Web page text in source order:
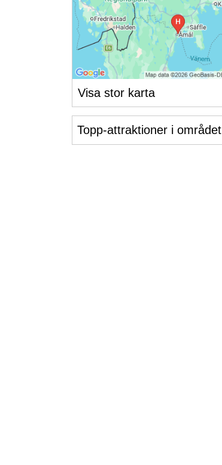
Visa stor karta
Topp-attraktioner i området